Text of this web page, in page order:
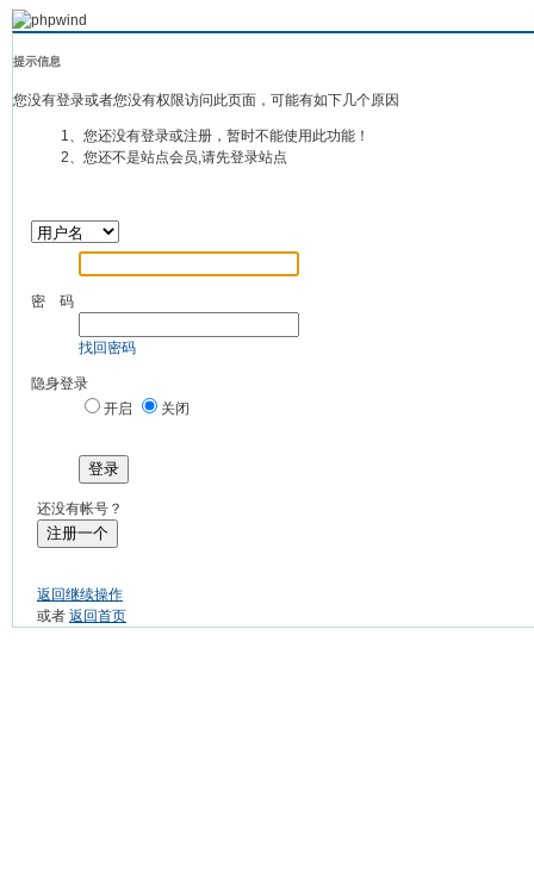
提示信息
您没有登录或者您没有权限访问此页面，可能有如下几个原因
1、您还没有登录或注册，暂时不能使用此功能！
2、您还不是站点会员,请先登录站点
密 码
找回密码
隐身登录
开启
关闭
登录
还没有帐号？
注册一个
返回继续操作
或者 返回首页